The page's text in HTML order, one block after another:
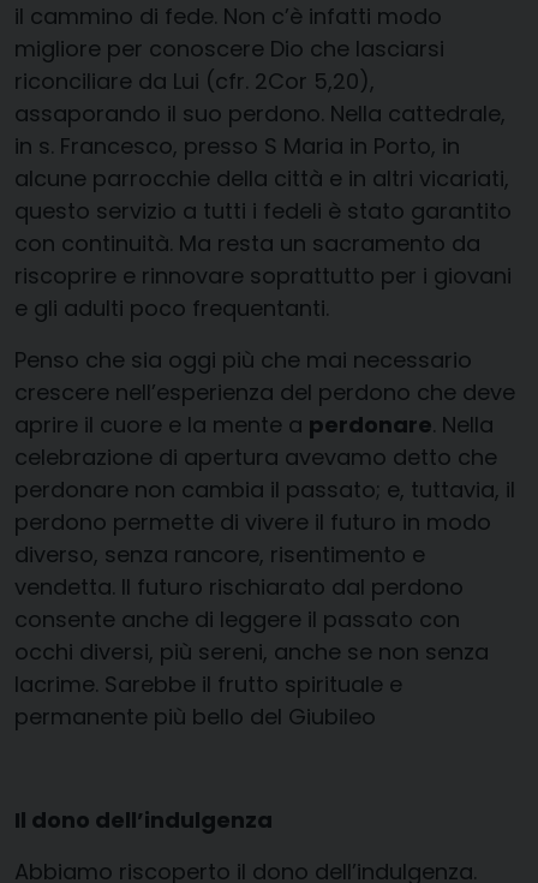
il cammino di fede. Non c’è infatti modo
migliore per conoscere Dio che lasciarsi
riconciliare da Lui (cfr. 2Cor 5,20),
assaporando il suo perdono. Nella cattedrale,
in s. Francesco, presso S Maria in Porto, in
alcune parrocchie della città e in altri vicariati,
questo servizio a tutti i fedeli è stato garantito
con continuità. Ma resta un sacramento da
riscoprire e rinnovare soprattutto per i giovani
e gli adulti poco frequentanti.
Penso che sia oggi più che mai necessario
crescere nell’esperienza del perdono che deve
aprire il cuore e la mente a perdonare. Nella
celebrazione di apertura avevamo detto che
perdonare non cambia il passato; e, tuttavia, il
perdono permette di vivere il futuro in modo
diverso, senza rancore, risentimento e
vendetta. Il futuro rischiarato dal perdono
consente anche di leggere il passato con
occhi diversi, più sereni, anche se non senza
lacrime. Sarebbe il frutto spirituale e
permanente più bello del Giubileo
Il dono dell’indulgenza
Abbiamo riscoperto il dono dell’indulgenza.